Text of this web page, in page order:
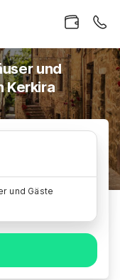
und
Kerkira
und Gäste